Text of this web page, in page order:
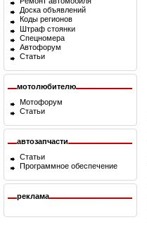
Доска объявлений
Коды регионов
Штраф стоянки
Спецномера
Автофорум
Статьи
мотолюбителю
Мотофорум
Статьи
автозапчасти
Статьи
Программное обеспечение
реклама